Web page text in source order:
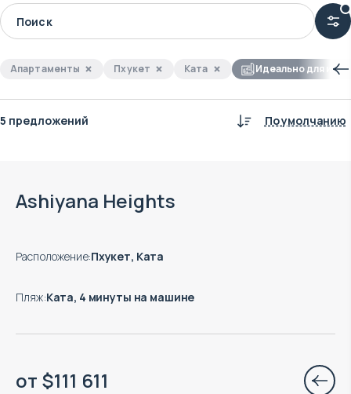
Апартаменты Пхукет Ката Идеально для
5 предложений По умолчанию
Ashiyana Heights
Расположение:Пхукет, Ката
Пляж:Ката, 4 минуты на машине
от $111 611